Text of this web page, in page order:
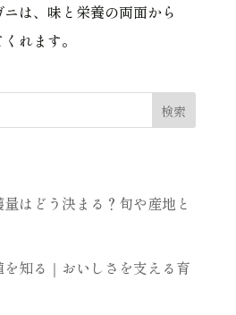
は、味と栄養の両面から
れます。
検索
はどう決まる？旬や産地と
知る｜おいしさを支える育